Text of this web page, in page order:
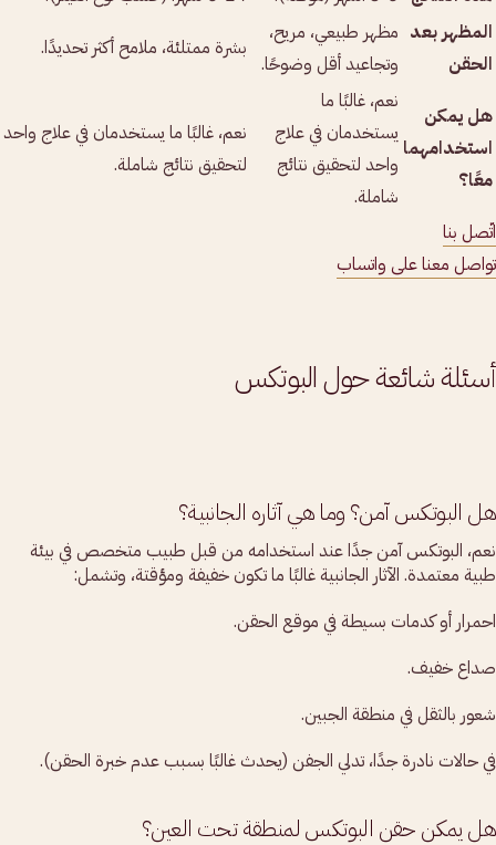
المظهر بعد
الحقن
مظهر طبيعي، مريح،
وتجاعيد أقل وضوحًا.
بشرة ممتلئة، ملامح أكثر تحديدًا.
هل يمكن
استخدامهما
معًا؟
نعم، غالبًا ما
يستخدمان في علاج
واحد لتحقيق نتائج
شاملة.
نعم، غالبًا ما يستخدمان في علاج واحد
لتحقيق نتائج شاملة.
اتّصل بنا
تواصل معنا على واتساب
أسئلة شائعة حول البوتكس
هل البوتكس آمن؟ وما هي آثاره الجانبية؟
نعم، البوتكس آمن جدًا عند استخدامه من قبل طبيب متخصص في بيئة
طبية معتمدة. الآثار الجانبية غالبًا ما تكون خفيفة ومؤقتة، وتشمل:
احمرار أو كدمات بسيطة في موقع الحقن.
صداع خفيف.
شعور بالثقل في منطقة الجبين.
في حالات نادرة جدًا، تدلي الجفن (يحدث غالبًا بسبب عدم خبرة الحقن).
هل يمكن حقن البوتكس لمنطقة تحت العين؟